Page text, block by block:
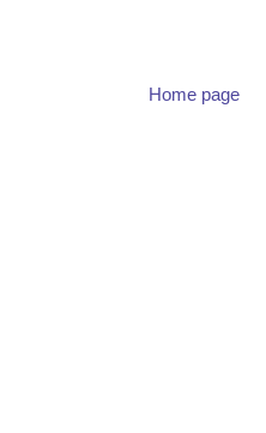
Home page